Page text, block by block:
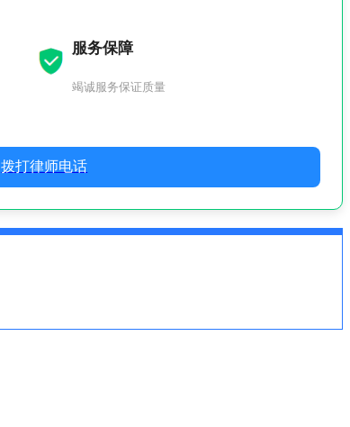
服务保障
竭诚服务保证质量
拨打律师电话